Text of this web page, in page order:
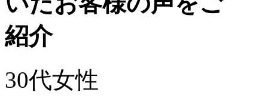
30代女性